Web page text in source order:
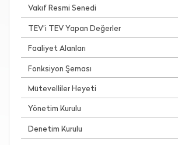
Vakıf Resmi Senedi
TEV’i TEV Yapan Değerler
Faaliyet Alanları
Fonksiyon Şeması
Mütevelliler Heyeti
Yönetim Kurulu
Denetim Kurulu